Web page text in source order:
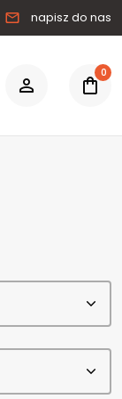
napisz do nas
0